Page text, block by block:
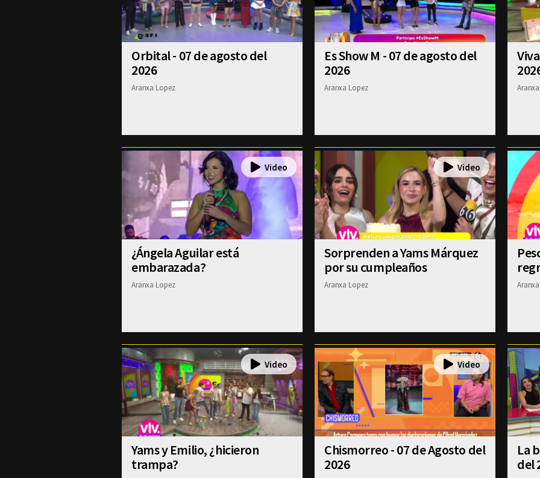
Orbital - 07 de agosto del
2026
Aranxa Lopez
Es Show M - 07 de agosto del
2026
Aranxa Lopez
¿Ángela Aguilar está
embarazada?
Aranxa Lopez
Sorprenden a Yams Márquez
por su cumpleaños
Aranxa Lopez
Yams y Emilio, ¿hicieron
trampa?
Chismorreo - 07 de Agosto del
2026
La
del